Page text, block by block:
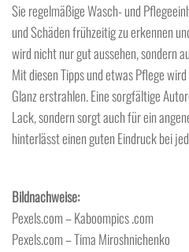
Sie regelmäßige Wasch- und
und Schäden frühzeitig zu erkennen
wird nicht nur gut aussehen, sondern
Mit diesen Tipps und etwas Pflege
Glanz erstrahlen. Eine sorgfältige
Lack, sondern sorgt auch für ein
hinterlässt einen guten Eindruck bei
Bildnachweise:
Pexels.com – Kaboompics .com
Pexels.com – Tima Miroshnichenko